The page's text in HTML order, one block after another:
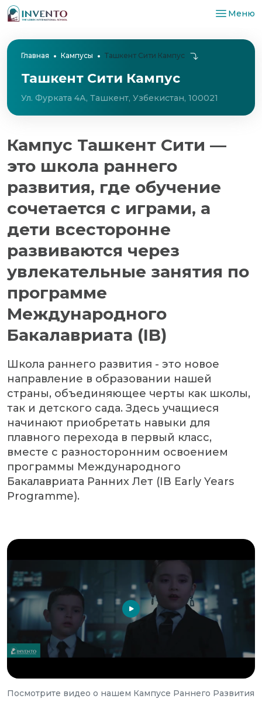
Меню
Главная Кампусы Ташкент Сити Кампус
Ташкент Сити Кампус
Ул. Фурката 4А, Ташкент, Узбекистан, 100021
Кампус Ташкент Сити —
это школа раннего
развития, где обучение
сочетается с играми, а
дети всесторонне
развиваются через
увлекательные занятия по
программе
Международного
Бакалавриата (IB)
Школа раннего развития - это новое
направление в образовании нашей
страны, объединяющее черты как школы,
так и детского сада. Здесь учащиеся
начинают приобретать навыки для
плавного перехода в первый класс,
вместе с разносторонним освоением
программы Международного
Бакалавриата Ранних Лет (IB Early Years
Programme).
Посмотрите видео о нашем Кампусе Раннего Развития